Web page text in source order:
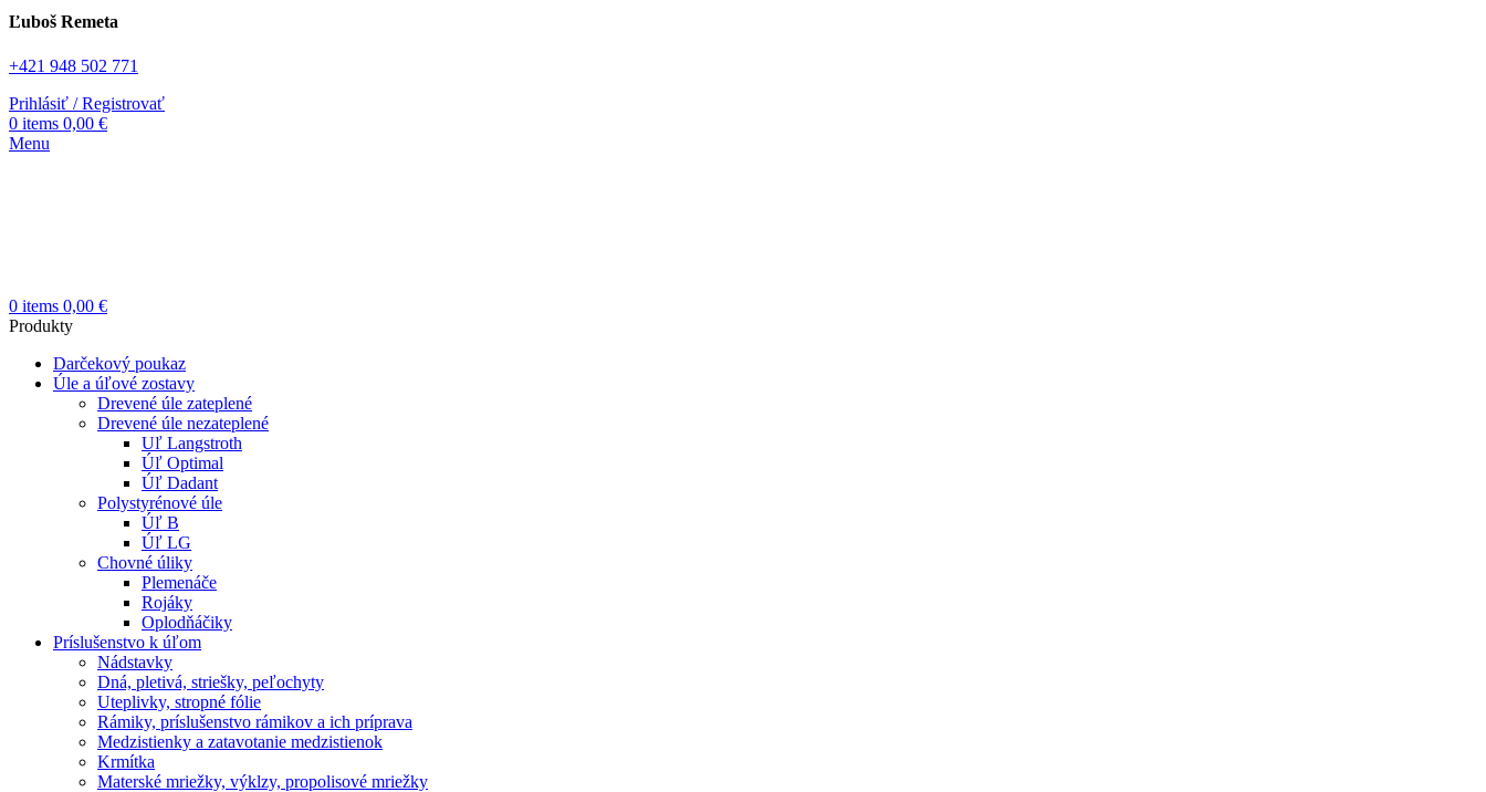
Ľuboš Remeta
+421 948 502 771
Prihlásiť / Registrovať
0 items 0,00 €
Menu
0 items 0,00 €
Produkty
Darčekový poukaz
Úle a úľové zostavy
Drevené úle zateplené
Drevené úle nezateplené
Uľ Langstroth
Úľ Optimal
Úľ Dadant
Polystyrénové úle
Úľ B
Úľ LG
Chovné úliky
Plemenáče
Rojáky
Oplodňáčiky
Príslušenstvo k úľom
Nádstavky
Dná, pletivá, striešky, peľochyty
Uteplivky, stropné fólie
Rámiky, príslušenstvo rámikov a ich príprava
Medzistienky a zatavotanie medzistienok
Krmítka
Materské mriežky, výklzy, propolisové mriežky